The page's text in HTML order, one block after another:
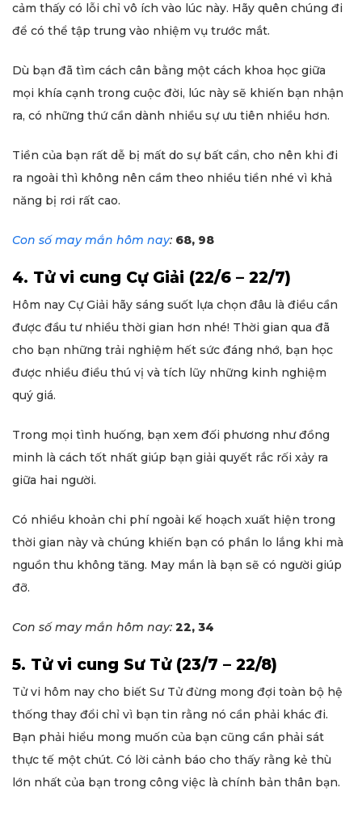
cảm thấy có lỗi chỉ vô ích vào lúc này. Hãy quên chúng đi
để có thể tập trung vào nhiệm vụ trước mắt.
Dù bạn đã tìm cách cân bằng một cách khoa học giữa
mọi khía cạnh trong cuộc đời, lúc này sẽ khiến bạn nhận
ra, có những thứ cần dành nhiều sự ưu tiên nhiều hơn.
Tiền của bạn rất dễ bị mất do sự bất cẩn, cho nên khi đi
ra ngoài thì không nên cầm theo nhiều tiền nhé vì khả
năng bị rơi rất cao.
Con số may mắn hôm nay: 68, 98
4. Tử vi cung Cự Giải (22/6 – 22/7)
Hôm nay Cự Giải hãy sáng suốt lựa chọn đâu là điều cần
được đầu tư nhiều thời gian hơn nhé! Thời gian qua đã
cho bạn những trải nghiệm hết sức đáng nhớ, bạn học
được nhiều điều thú vị và tích lũy những kinh nghiệm
quý giá.
Trong mọi tình huống, bạn xem đối phương như đồng
minh là cách tốt nhất giúp bạn giải quyết rắc rối xảy ra
giữa hai người.
Có nhiều khoản chi phí ngoài kế hoạch xuất hiện trong
thời gian này và chúng khiến bạn có phần lo lắng khi mà
nguồn thu không tăng. May mắn là bạn sẽ có người giúp
đỡ.
Con số may mắn hôm nay: 22, 34
5. Tử vi cung Sư Tử (23/7 – 22/8)
Tử vi hôm nay cho biết Sư Tử đừng mong đợi toàn bộ hệ
thống thay đổi chỉ vì bạn tin rằng nó cần phải khác đi.
Bạn phải hiểu mong muốn của bạn cũng cần phải sát
thực tế một chút. Có lời cảnh báo cho thấy rằng kẻ thù
lớn nhất của bạn trong công việc là chính bản thân bạn.